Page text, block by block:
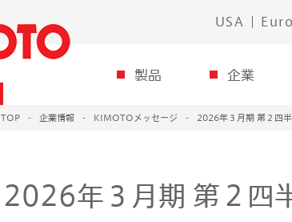
USA
製品 企業
TOP 企業情報 KIMOTOメッセージ 2026年３⽉期 第２四
2026年３⽉期 第２四